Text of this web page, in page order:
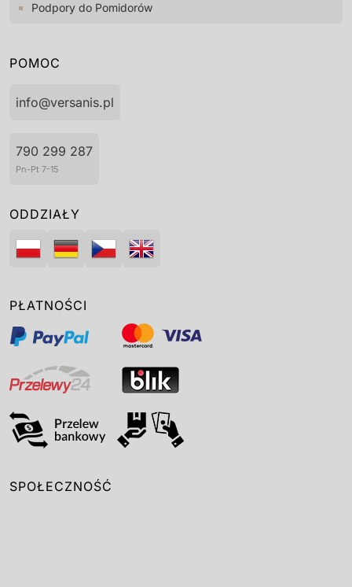
Podpory do Pomidorów
POMOC
info@versanis.pl
790 299 287
Pn-Pt 7-15
ODDZIAŁY
PŁATNOŚCI
SPOŁECZNOŚĆ